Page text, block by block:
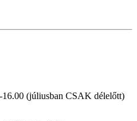
16.00 (júliusban CSAK délelőtt)